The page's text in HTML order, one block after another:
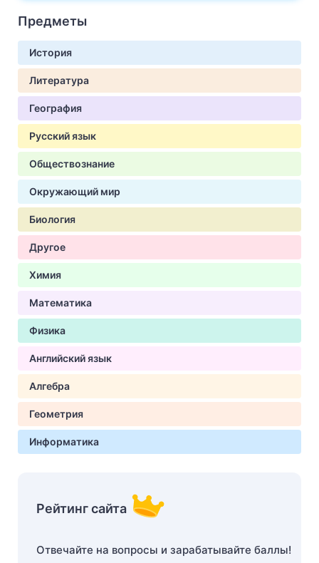
Предметы
История
Литература
География
Русский язык
Обществознание
Окружающий мир
Биология
Другое
Химия
Математика
Физика
Английский язык
Алгебра
Геометрия
Информатика
Рейтинг сайта
Отвечайте на вопросы и зарабатывайте баллы!